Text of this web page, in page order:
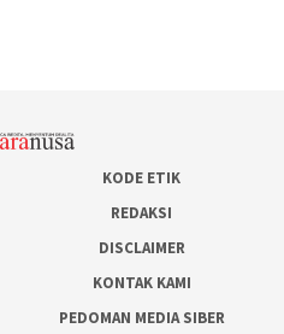
KODE ETIK
REDAKSI
DISCLAIMER
KONTAK KAMI
PEDOMAN MEDIA SIBER